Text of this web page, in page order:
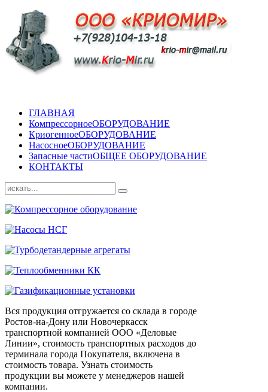
ГЛАВНАЯ
КомпрессорноеОБОРУДОВАНИЕ
КриогенноеОБОРУДОВАНИЕ
НасосноеОБОРУДОВАНИЕ
Запасные частиОБЩЕЕ ОБОРУДОВАНИЕ
КОНТАКТЫ
Вся продукция отгружается со склада в городе
Ростов-на-Дону или Новочеркасск
транспортной компанией ООО «Деловые
Линии», стоимость транспортных расходов до
терминала города Покупателя, включена в
стоимость товара. Узнать стоимость
продукции вы можете у менеджеров нашей
компании.